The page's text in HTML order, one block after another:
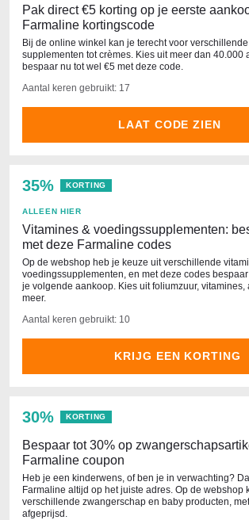
Pak direct €5 korting op je eerste
Farmaline kortingscode
Bij de online winkel kan je terecht voor
supplementen tot crèmes. Kies uit meer dan 40.000
bespaar nu tot wel €5 met deze code.
Aantal keren gebruikt: 17
LAAT CODE ZIEN
35% KORTING
ALLEEN HIER
Vitamines & voedingssupplementen:
met deze Farmaline codes
Op de webshop heb je keuze uit verschillende
voedingssupplementen, en met deze codes
je volgende aankoop. Kies uit foliumzuur, vitamines,
meer.
Aantal keren gebruikt: 10
KRIJG EEN KORTING
30% KORTING
Bespaar tot 30% op
Farmaline coupon
Heb je een kinderwens, of ben je in verwachting?
Farmaline altijd op het juiste adres. Op de webshop
verschillende zwangerschap en baby producten,
afgeprijsd.